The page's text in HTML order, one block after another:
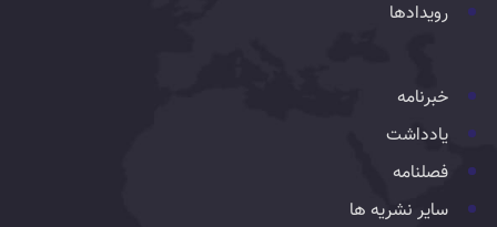
رویدادها
خبرنامه
یادداشت
فصلنامه
سایر نشریه ها